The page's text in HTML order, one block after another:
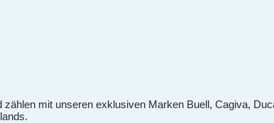
mit unseren exklusiven Marken Buell, Cagiva,